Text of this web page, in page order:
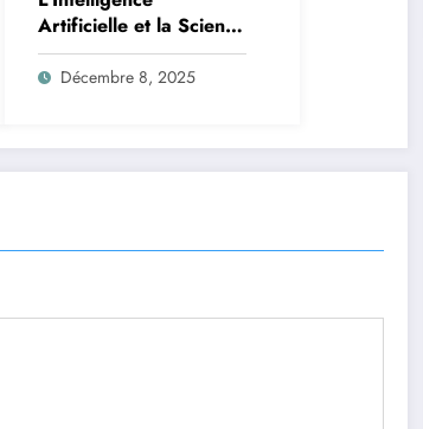
Artificielle et la Science
des Données : Un
Nouveau Front contre
Décembre 8, 2025